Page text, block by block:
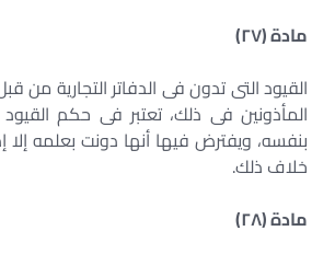
مادة (٢٧)
القيود التى تدون فى الدفاتر التجارية من
المأذونين فى ذلك، تعتبر فى حكم القيود
بنفسه، ويفترض فيها أنها دونت بعلمه إلا
خلاف ذلك.
مادة (٢٨)